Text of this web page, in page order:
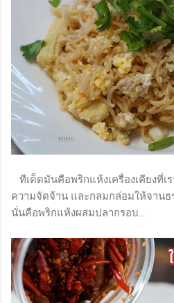
ทีเด็ดมันคือพริกแห้งเครื่องเคียงที่เ
ความจัดจ้าน และกลมกล่อมให้จานธ
นั่นคือพริกแห้งผสมปลากรอบ...